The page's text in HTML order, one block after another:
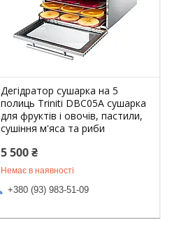
Дегідратор сушарка на 5
полиць Triniti DBC05A сушарка
для фруктів і овочів, пастили,
сушіння м'яса та риби
5 500 ₴
Немає в наявності
+380 (93) 983-51-09